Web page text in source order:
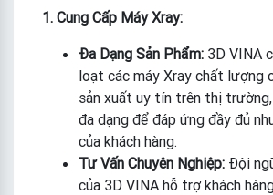
1. Cung Cấp Máy Xray:
Đa Dạng Sản Phẩm: 3D VINA
loạt các máy Xray chất lượng
sản xuất uy tín trên thị
đa dạng để đáp ứng đầy đủ
của khách hàng.
Tư Vấn Chuyên Nghiệp: Đội
của 3D VINA hỗ trợ khách